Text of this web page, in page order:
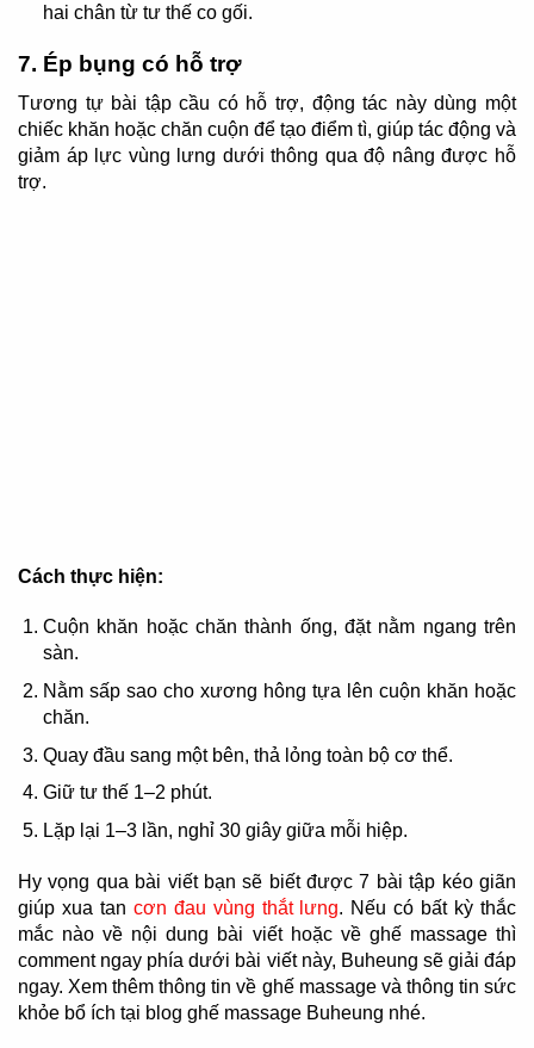
hai chân từ tư thế co gối.
7. Ép bụng có hỗ trợ
Tương tự bài tập cầu có hỗ trợ, động tác này dùng một
chiếc khăn hoặc chăn cuộn để tạo điểm tì, giúp tác động và
giảm áp lực vùng lưng dưới thông qua độ nâng được hỗ
trợ.
Cách thực hiện:
Cuộn khăn hoặc chăn thành ống, đặt nằm ngang trên
sàn.
Nằm sấp sao cho xương hông tựa lên cuộn khăn hoặc
chăn.
Quay đầu sang một bên, thả lỏng toàn bộ cơ thể.
Giữ tư thế 1–2 phút.
Lặp lại 1–3 lần, nghỉ 30 giây giữa mỗi hiệp.
Hy vọng qua bài viết bạn sẽ biết được 7 bài tập kéo giãn
giúp xua tan cơn đau vùng thắt lưng. Nếu có bất kỳ thắc
mắc nào về nội dung bài viết hoặc về ghế massage thì
comment ngay phía dưới bài viết này, Buheung sẽ giải đáp
ngay. Xem thêm thông tin về ghế massage và thông tin sức
khỏe bổ ích tại blog ghế massage Buheung nhé.